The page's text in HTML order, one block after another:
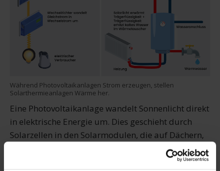
Während Photovoltaikanlagen Strom erzeugen, stellen
Solarthermieanlagen Wärme her.
Eine Photovoltaikanlage wandelt Sonnenlicht direkt
in elektrische Energie um. Dies geschieht durch
Solarzellen in den Solarmodulen, die auf Dächern,
Balkonen oder Freiflächen installiert werden. Die
erzeugte Energie kann sofort genutzt, gespeichert